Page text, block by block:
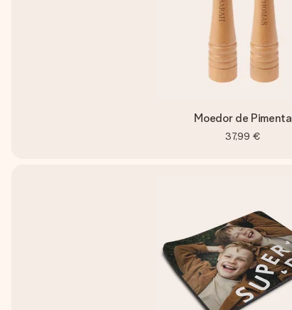
Moedor de Pimenta
37,99 €